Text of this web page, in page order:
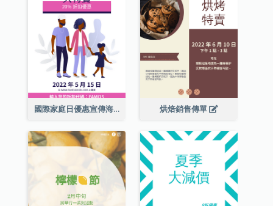
國際家庭日優惠宣傳海報 烘焙銷售傳單